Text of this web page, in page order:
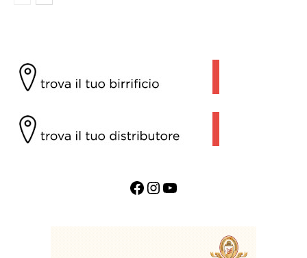
Facebook InstagramYouTube